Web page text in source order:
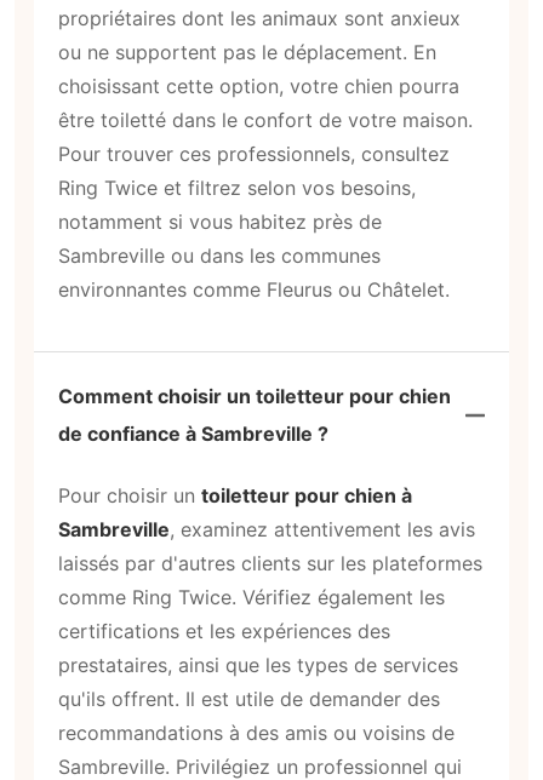
propriétaires dont les animaux sont anxieux
ou ne supportent pas le déplacement. En
choisissant cette option, votre chien pourra
être toiletté dans le confort de votre maison.
Pour trouver ces professionnels, consultez
Ring Twice et filtrez selon vos besoins,
notamment si vous habitez près de
Sambreville ou dans les communes
environnantes comme Fleurus ou Châtelet.
Comment choisir un toiletteur pour chien
de confiance à Sambreville ?
Pour choisir un toiletteur pour chien à
Sambreville, examinez attentivement les avis
laissés par d'autres clients sur les plateformes
comme Ring Twice. Vérifiez également les
certifications et les expériences des
prestataires, ainsi que les types de services
qu'ils offrent. Il est utile de demander des
recommandations à des amis ou voisins de
Sambreville. Privilégiez un professionnel qui